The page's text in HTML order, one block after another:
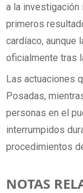
a la investigación
primeros
cardíaco, aunque
oficialmente tras
Las actuaciones
Posadas,
personas en el
interrumpidos
procedimientos
NOTAS